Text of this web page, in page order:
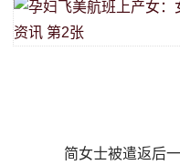
简女士被遣返后